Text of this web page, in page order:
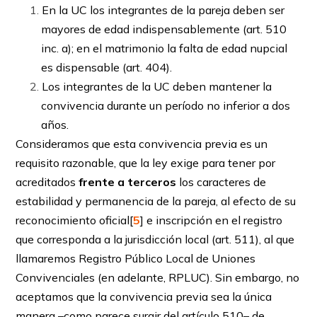
En la UC los integrantes de la pareja deben ser
mayores de edad indispensablemente (art. 510
inc. a); en el matrimonio la falta de edad nupcial
es dispensable (art. 404).
Los integrantes de la UC deben mantener la
convivencia durante un período no inferior a dos
años.
Consideramos que esta convivencia previa es un
requisito razonable, que la ley exige para tener por
acreditadosfrente a terceros los caracteres de
estabilidad y permanencia de la pareja, al efecto de su
reconocimiento oficial[5] e inscripción en el registro
que corresponda a la jurisdicción local (art. 511), al que
llamaremos Registro Público Local de Uniones
Convivenciales (en adelante, RPLUC). Sin embargo, no
aceptamos que la convivencia previa sea la única